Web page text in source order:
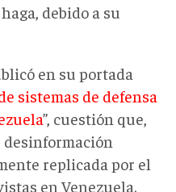
debido a su
en su portada
sistemas de defensa
”, cuestión que,
desinformación
replicada por el
en Venezuela.